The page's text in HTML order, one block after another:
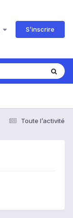
S’inscrire
Toute l’activité